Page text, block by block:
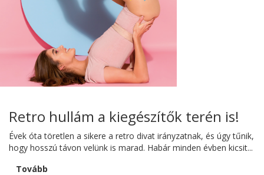
Retro hullám a kiegészítők terén is!
Évek óta töretlen a sikere a retro divat irányzatnak, és úgy tűnik,
hogy hosszú távon velünk is marad. Habár minden évben kicsit...
Tovább